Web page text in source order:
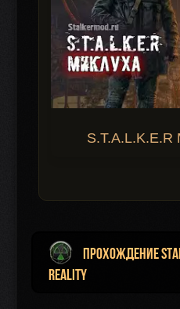
S.T.A.L.K.E.R
Прохождение
REALITY